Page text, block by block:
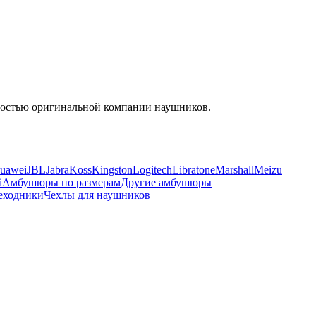
оригинальной компании наушников.
JBLJabraKossKingstonLogitechLibratoneMarshallMeizu
Амбушюры по размерамДругие амбушюры
Чехлы для наушников